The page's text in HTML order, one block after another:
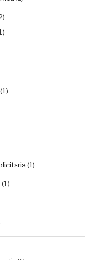
(1)
(1)
(1)